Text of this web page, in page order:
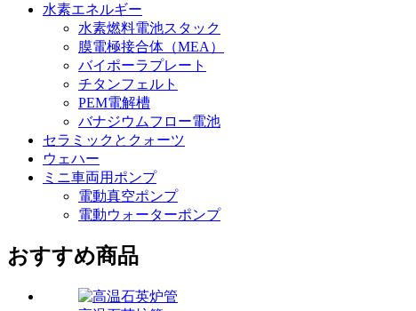
水素エネルギー
水素燃料電池スタック
膜電極接合体（MEA）
バイポーラプレート
チタンフェルト
PEM電解槽
バナジウムフロー電池
セラミックとクォーツ
ウェハー
ミニ車両用ポンプ
電動真空ポンプ
電動ウォーターポンプ
おすすめ商品